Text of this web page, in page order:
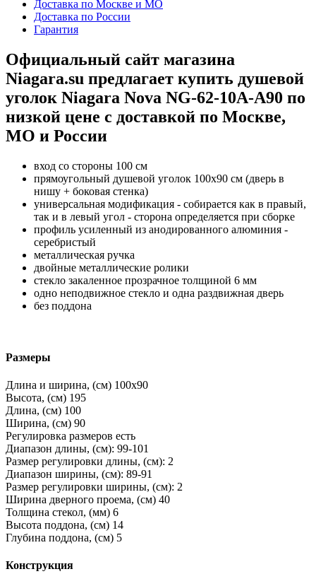
Доставка по Москве и МО
Доставка по России
Гарантия
Официальный сайт магазина
Niagara.su предлагает купить душевой
уголок Niagara Nova NG-62-10A-A90 по
низкой цене с доставкой по Москве,
МО и России
вход со стороны 100 см
прямоугольный душевой уголок 100x90 см (дверь в
нишу + боковая стенка)
универсальная модификация - собирается как в правый,
так и в левый угол - сторона определяется при сборке
профиль усиленный из анодированного алюминия -
серебристый
металлическая ручка
двойные металлические ролики
стекло закаленное прозрачное толщиной 6 мм
одно неподвижное стекло и одна раздвижная дверь
без поддона
Размеры
Длина и ширина, (см) 100x90
Высота, (см) 195
Длина, (см) 100
Ширина, (см) 90
Регулировка размеров есть
Диапазон длины, (см): 99-101
Размер регулировки длины, (см): 2
Диапазон ширины, (см): 89-91
Размер регулировки ширины, (см): 2
Ширина дверного проема, (см) 40
Толщина стекол, (мм) 6
Высота поддона, (см) 14
Глубина поддона, (см) 5
Конструкция